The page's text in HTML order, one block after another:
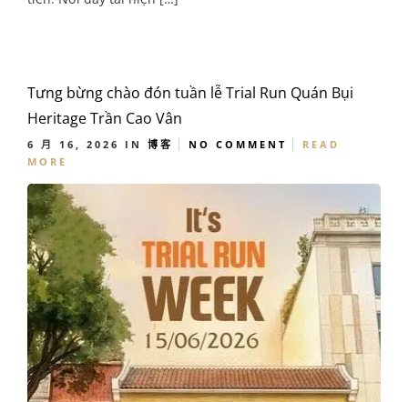
Tưng bừng chào đón tuần lễ Trial Run Quán Bụi
Heritage Trần Cao Vân
6 月 16, 2026 IN 博客 NO COMMENT
READ
MORE